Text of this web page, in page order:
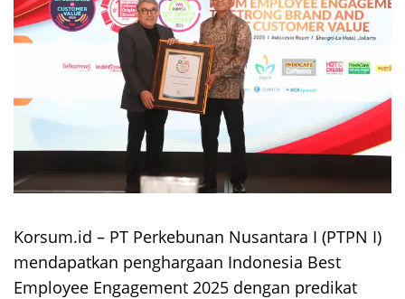
Korsum.id – PT Perkebunan Nusantara I (PTPN I)
mendapatkan penghargaan Indonesia Best
Employee Engagement 2025 dengan predikat